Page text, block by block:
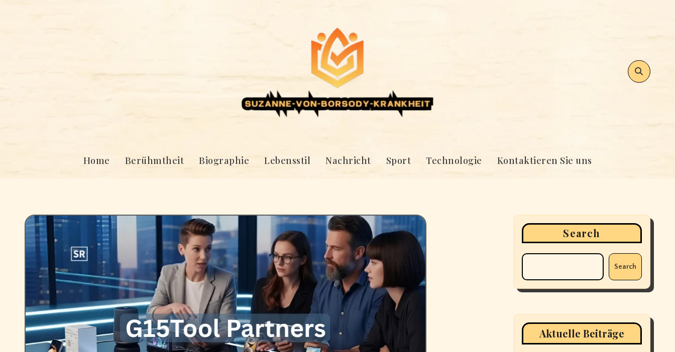
Home Berühmtheit Biographie Lebensstil Nachricht Sport Technologie Kontaktieren Sie uns
Search
Search
Aktuelle Beiträge